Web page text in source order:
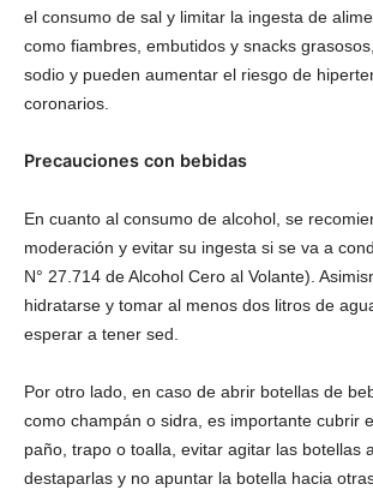
el consumo de sal y limitar la ingesta de
como fiambres, embutidos y snacks
sodio y pueden aumentar el riesgo de
coronarios.
Precauciones con bebidas
En cuanto al consumo de alcohol, se
moderación y evitar su ingesta si se va a
N° 27.714 de Alcohol Cero al Volante).
hidratarse y tomar al menos dos litros de
esperar a tener sed.
Por otro lado, en caso de abrir botellas de
como champán o sidra, es importante cubrir
paño, trapo o toalla, evitar agitar las botellas
destaparlas y no apuntar la botella hacia